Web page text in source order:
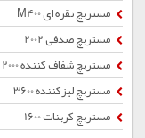
مستربچ نقره ای M400
مستربچ صدفی 2002
مستربچ شفاف کننده 2000
مستربچ لیزکننده 3600
مستربچ کربنات 1600